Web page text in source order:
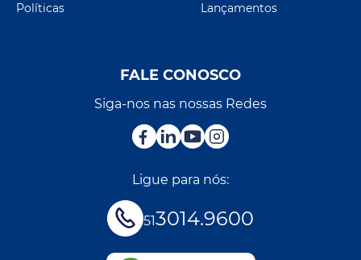
Políticas
Lançamentos
FALE CONOSCO
Siga-nos nas nossas Redes
Ligue para nós:
513014.9600